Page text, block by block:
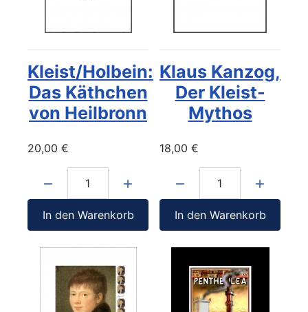
Kleist/Holbein:
Das Käthchen
von Heilbronn
20,00 €
In den Warenkorb
Klaus Kanzog,
Der Kleist-
Mythos
18,00 €
In den Warenkorb